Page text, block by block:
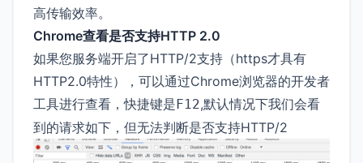
高传输效率。
Chrome查看是否支持HTTP 2.0
如果您服务端开启了HTTP/2支持（https才具有
HTTP2.0特性），可以通过Chrome浏览器的开发者
工具进行查看，快捷键是 F12,默认情况下我们会看
到的请求如下，但无法判断是否支持HTTP/2